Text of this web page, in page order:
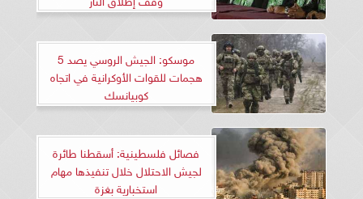
موسكو: الجيش الروسي يصد 5
هجمات للقوات الأوكرانية في اتجاه
كوبيانسك
فصائل فلسطينية: أسقطنا طائرة
لجيش الاحتلال خلال تنفيذها مهام
استخبارية بغزة